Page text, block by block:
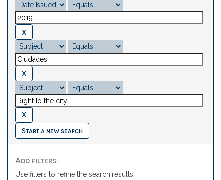
Start a new search
Add filters:
Use filters to refine the search results.